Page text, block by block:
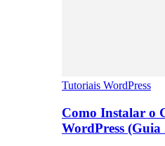
Tutoriais WordPress
Como Instalar o
WordPress (Guia